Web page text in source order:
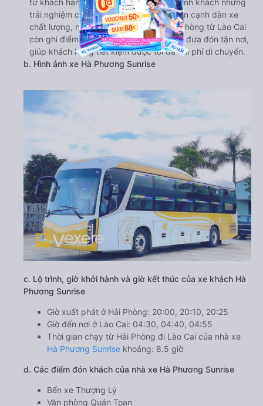
từ khách hàng, hứa hẹn mang lại cho hành khách những
trải nghiệm chuyến đi hoàn hảo nhất. Bên cạnh dàn xe
chất lượng, nội thất tiện nghi, xe đi Hải Phòng từ Lào Cai
còn ghi điểm với hành khách bởi dịch vụ đưa đón tận nơi,
giúp khách hàng tiết kiệm được tối đa chi phí di chuyển.
b. Hình ảnh xe Hà Phương Sunrise
c. Lộ trình, giờ khởi hành và giờ kết thúc của xe khách Hà
Phương Sunrise
Giờ xuất phát ở Hải Phòng: 20:00, 20:10, 20:25
Giờ đến nơi ở Lào Cai: 04:30, 04:40, 04:55
Thời gian chạy từ Hải Phòng đi Lào Cai của nhà xe
Hà Phương Sunrise khoảng: 8.5 giờ
d. Các điểm đón khách của nhà xe Hà Phương Sunrise
Bến xe Thượng Lý
Văn phòng Quán Toan